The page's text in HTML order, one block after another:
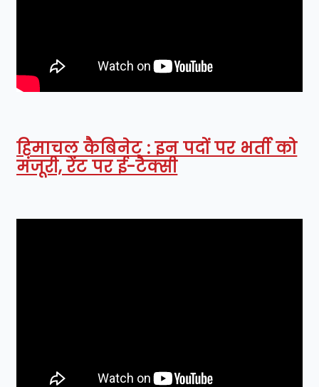
हिमाचल कैबिनेट : इन पदों पर भर्ती को
मंजूरी, रेंट पर ई-टैक्सी